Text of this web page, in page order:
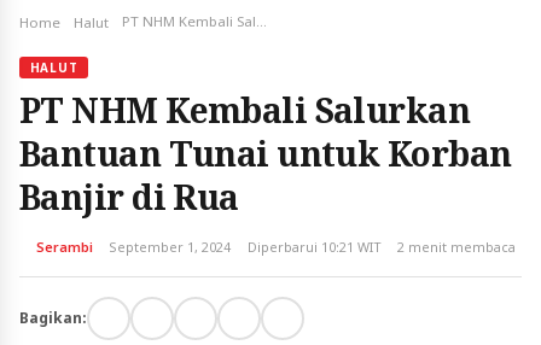
Home Halut PT NHM Kembali Salurkan Bantuan Tunai untuk Korban Banjir di Rua
HALUT
PT NHM Kembali Salurkan
Bantuan Tunai untuk Korban
Banjir di Rua
Serambi September 1, 2024 Diperbarui 10:21 WIT 2 menit membaca
Bagikan: